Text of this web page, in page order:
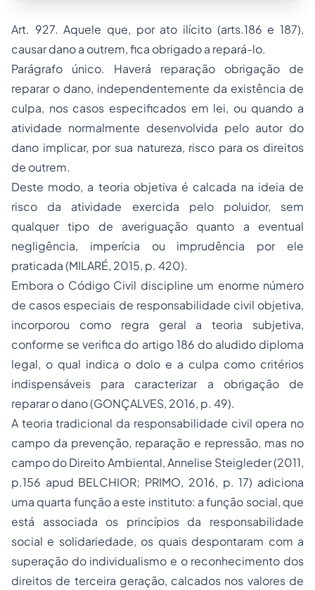
Art. 927. Aquele que, por ato ilícito (arts.186 e 187),
causar dano a outrem, fica obrigado a repará-lo.
Parágrafo único. Haverá reparação obrigação de
reparar o dano, independentemente da existência de
culpa, nos casos especificados em lei, ou quando a
atividade normalmente desenvolvida pelo autor do
dano implicar, por sua natureza, risco para os direitos
de outrem.
Deste modo, a teoria objetiva é calcada na ideia de
risco da atividade exercida pelo poluidor, sem
qualquer tipo de averiguação quanto a eventual
negligência, imperícia ou imprudência por ele
praticada (MILARÉ, 2015, p. 420).
Embora o Código Civil discipline um enorme número
de casos especiais de responsabilidade civil objetiva,
incorporou como regra geral a teoria subjetiva,
conforme se verifica do artigo 186 do aludido diploma
legal, o qual indica o dolo e a culpa como critérios
indispensáveis para caracterizar a obrigação de
reparar o dano (GONÇALVES, 2016, p. 49).
A teoria tradicional da responsabilidade civil opera no
campo da prevenção, reparação e repressão, mas no
campo do Direito Ambiental, Annelise Steigleder (2011,
p.156 apud BELCHIOR; PRIMO, 2016, p. 17) adiciona
uma quarta função a este instituto: a função social, que
está associada os princípios da responsabilidade
social e solidariedade, os quais despontaram com a
superação do individualismo e o reconhecimento dos
direitos de terceira geração, calcados nos valores de